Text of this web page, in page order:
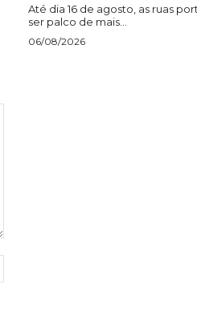
Até dia 16 de agosto, as ruas
ser palco de mais...
06/08/2026